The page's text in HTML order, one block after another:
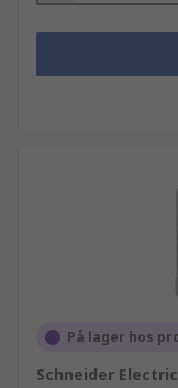
På lager hos
Schneider